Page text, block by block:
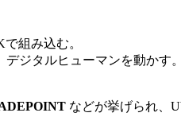
組み込む。
ジタルヒューマンを動かす。
などが挙げられ、